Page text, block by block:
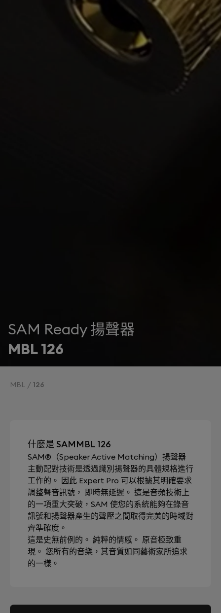
SAM Ready 揚聲器
MBL 126
MBL 126
什麼是 SAMMBL 126
SAM®（Speaker Active Matching）揚聲器
主動配對技術是透過識別揚聲器的具體規格進行
工作的。 因此 Expert Pro 可以根據其明確要求
調整聲音訊號， 即時無延遲。 這是音頻技術上
的一項重大突破，SAM 使您的系統能夠在錄音
訊號和揚聲器產生的聲壓之間取得完美的時域對
齊準確度。
這是史無前例的。 純粹的情感。 原音極致重
現。 您所有的音樂，其音質如同藝術家所追求
的一樣。